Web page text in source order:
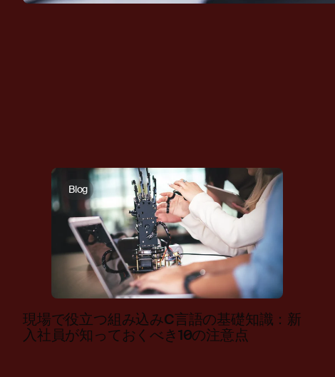
Blog
現場で役立つ組み込みC言語の基礎知識：新
入社員が知っておくべき10の注意点